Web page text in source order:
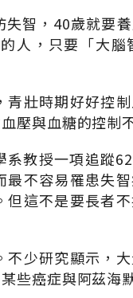
智，40歲就要
人，只要「大
壯時期好好控
壓與血糖的控制
教授一項追蹤
不容易罹患失
這不是要長者
少研究顯示，
些癌症與阿茲海